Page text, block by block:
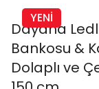
YENİ
Dayana
Bankosu &
Dolaplı ve